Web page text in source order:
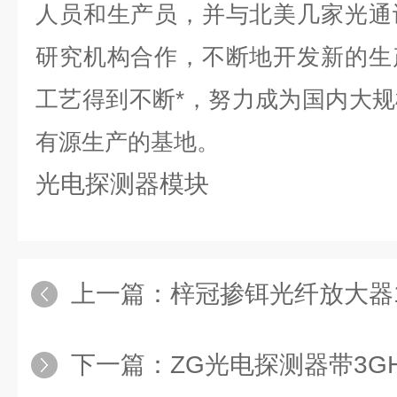
人员和生产员，并与北美几家光
研究机构合作，不断地开发新的
工艺得到不断*，努力成为国内大
有源生产的基地。
光电探测器模块
上一篇： 梓冠掺铒光纤放大
下一篇： ZG光电探测器带